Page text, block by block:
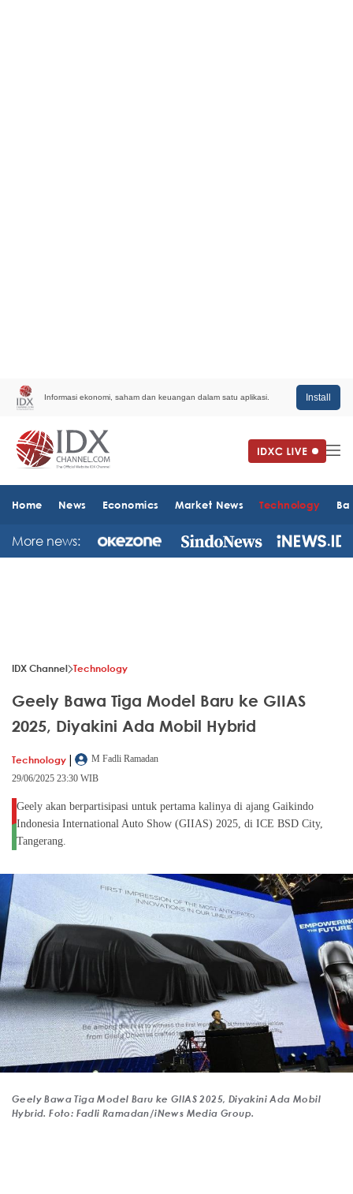
Informasi ekonomi, saham dan keuangan dalam satu aplikasi. Install
Home News Economics Market News Technology
More news:
IDX Channel Technology
Geely Bawa Tiga Model Baru ke GIIAS
2025, Diyakini Ada Mobil Hybrid
Technology |
M Fadli Ramadan
29/06/2025 23:30 WIB
Geely akan berpartisipasi untuk pertama kalinya di ajang Gaikindo
Indonesia International Auto Show (GIIAS) 2025, di ICE BSD City,
Tangerang.
Geely Bawa Tiga Model Baru ke GIIAS 2025, Diyakini Ada Mobil
Hybrid. Foto: Fadli Ramadan/iNews Media Group.